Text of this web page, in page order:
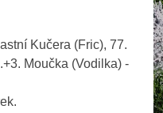
Kučera (Fric), 77.
Moučka (Vodilka) -